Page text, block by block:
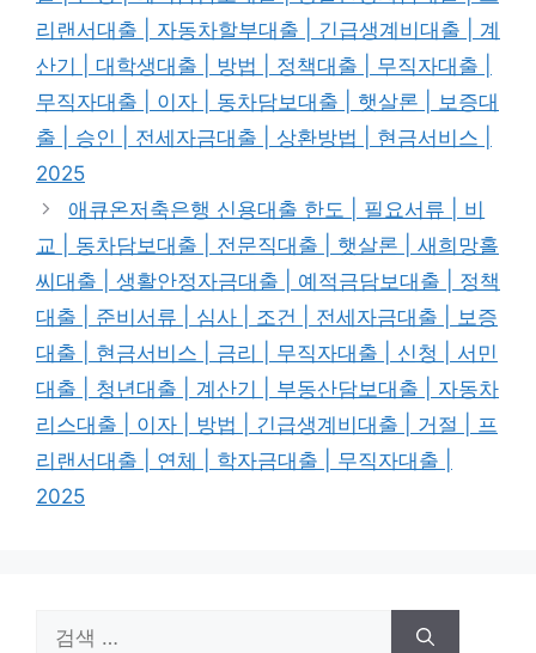
리
리랜서대출 | 자동차할부대출 | 긴급생계비대출 | 계
산기 | 대학생대출 | 방법 | 정책대출 | 무직자대출 |
무직자대출 | 이자 | 동차담보대출 | 햇살론 | 보증대
출 | 승인 | 전세자금대출 | 상환방법 | 현금서비스 |
2025
애큐온저축은행 신용대출 한도 | 필요서류 | 비
교 | 동차담보대출 | 전문직대출 | 햇살론 | 새희망홀
씨대출 | 생활안정자금대출 | 예적금담보대출 | 정책
대출 | 준비서류 | 심사 | 조건 | 전세자금대출 | 보증
대출 | 현금서비스 | 금리 | 무직자대출 | 신청 | 서민
대출 | 청년대출 | 계산기 | 부동산담보대출 | 자동차
리스대출 | 이자 | 방법 | 긴급생계비대출 | 거절 | 프
리랜서대출 | 연체 | 학자금대출 | 무직자대출 |
2025